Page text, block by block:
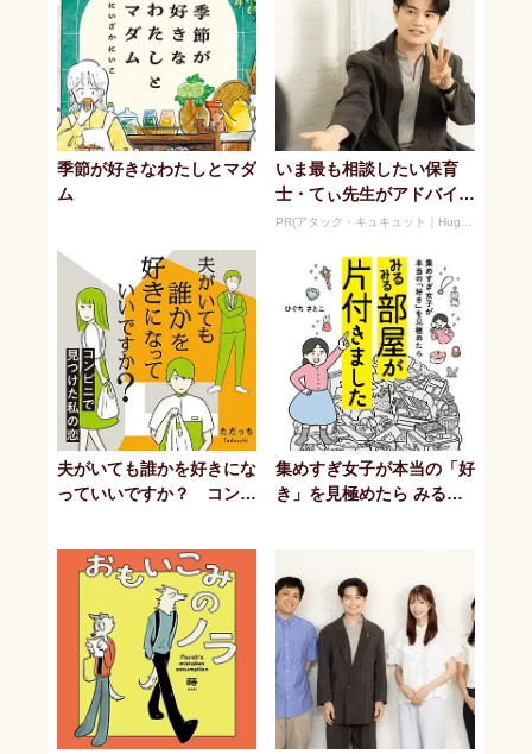
季節が好きなわたしとマダ
ム
いま最も相談したい保育
士・てぃ先生がアドバイ
ス！ 子どもの“おてつだ PR(アタック・キュキュット｜Hugkum)
夫がいても誰かを好きにな
っていいですか？ コンビ
集めすぎ女子が本当の「好
き」を見極めたら みるみ